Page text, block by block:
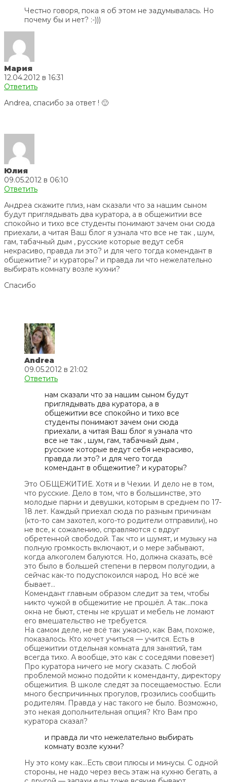
Честно говоря, пока я об этом не задумывалась. Но
почему бы и нет? :-)))
Мария
12.04.2012 в 16:31
Ответить
Andrea, спасибо за ответ ! 🙂
Юлия
09.05.2012 в 06:10
Ответить
Андреа скажите плиз, нам сказали что за нашим сыном
будут приглядывать два куратора, а в общежитии все
спокойно и тихо все студенты понимают зачем они сюда
приехали, а читая Ваш блог я узнала что все не так , шум,
гам, табачный дым , русские которые ведут себя
некрасиво, правда ли это? и для чего тогда комендант в
общежитие? и кураторы? и правда ли что нежелательно
выбирать комнату возле кухни?
Спасибо
Andrea
09.05.2012 в 21:02
Ответить
нам сказали что за нашим сыном будут
приглядывать два куратора, а в
общежитии все спокойно и тихо все
студенты понимают зачем они сюда
приехали, а читая Ваш блог я узнала что
все не так , шум, гам, табачный дым ,
русские которые ведут себя некрасиво,
правда ли это? и для чего тогда
комендант в общежитие? и кураторы?
Это ОБЩЕЖИТИЕ. Хотя и в Чехии. И дело не в том,
что русские. Дело в том, что в большинстве, это
молодые парни и девушки, которым в среднем по 17-
18 лет. Каждый приехал сюда по разным причинам
(кто-то сам захотел, кого-то родители отправили), но
не все, к сожалению, справляются с вдруг
обретенной свободой. Так что и шумят, и музыку на
полную громкость включают, и о мере забывают,
когда алкоголем балуются. Но, должна сказать, всё
это было в большей степени в первом полугодии, а
сейчас как-то подуспокоился народ. Но всё же
бывает…
Комендант главным образом следит за тем, чтобы
никто чужой в общежитие не прошёл. А так…пока
окна не бьют, стены не крушат и мебель не ломают
его вмешательство не требуется.
На самом деле, не всё так ужасно, как Вам, похоже,
показалось. Кто хочет учиться — учится. Есть в
общежитии отдельная комната для занятий, там
всегда тихо. А вообще, это как с соседями повезет)
Про куратора ничего не могу сказать. С любой
проблемой можно подойти к коменданту, директору
общежития. В школе следят за посещаемостью. Если
много беспричинных прогулов, грозились сообщить
родителям. Правда у нас такого не было. Возможно,
это некая дополнительная опция? Кто Вам про
куратора сказал?
и правда ли что нежелательно выбирать
комнату возле кухни?
Ну это кому как…Есть свои плюсы и минусы. С одной
стороны, не надо через весь этаж на кухню бегать, а